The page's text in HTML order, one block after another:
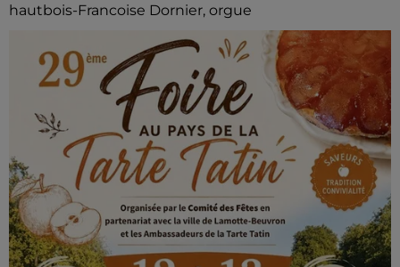
hautbois-Francoise Dornier, orgue